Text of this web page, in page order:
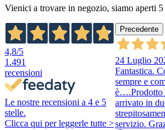
Vienici a trovare in negozio, siamo aperti
4,8/5
1.491
recensioni
Le nostre recensioni a 4 e 5
stelle.
Clicca qui per leggerle tutte >
Precedente
24 Luglio
Fantastica.
sempre e
è….Prodotto
arrivato in
servizio.